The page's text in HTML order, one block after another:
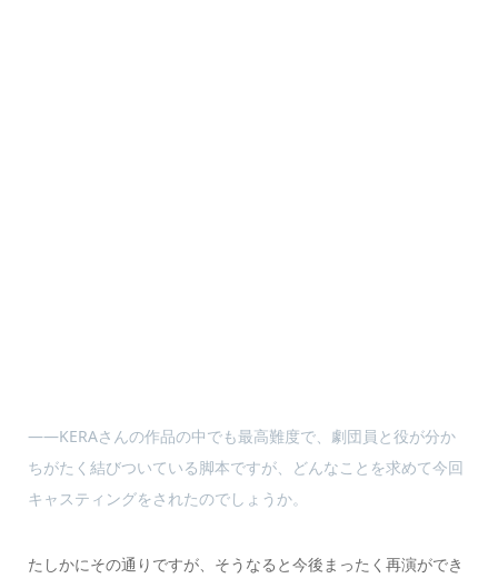
――KERAさんの作品の中でも最高難度で、劇団員と役が分か
ちがたく結びついている脚本ですが、どんなことを求めて今回
キャスティングをされたのでしょうか。
たしかにその通りですが、そうなると今後まったく再演ができ